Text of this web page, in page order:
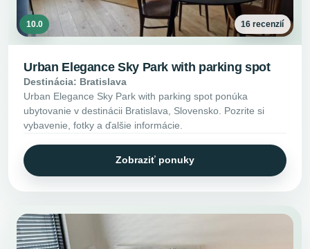
10.0 16 recenzií
Urban Elegance Sky Park with parking spot
Destinácia: Bratislava
Urban Elegance Sky Park with parking spot ponúka
ubytovanie v destinácii Bratislava, Slovensko. Pozrite si
vybavenie, fotky a ďalšie informácie.
Zobraziť ponuky